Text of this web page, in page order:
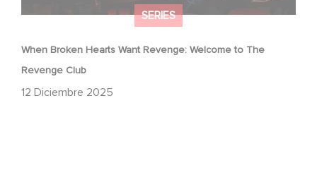
SERIES
When Broken Hearts Want Revenge: Welcome to The
Revenge Club
12 Diciembre 2025